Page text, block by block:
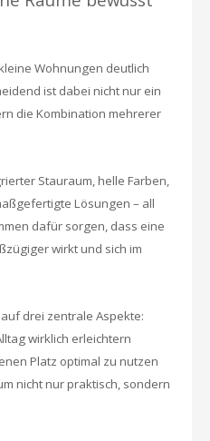
Wohnungen deutlich
ist dabei nicht nur ein
die Kombination mehrerer
Stauraum, helle Farben,
Lösungen – all
dafür sorgen, dass eine
wirkt und sich im
drei zentrale Aspekte:
wirklich erleichtern
Platz optimal zu nutzen
nicht nur praktisch, sondern